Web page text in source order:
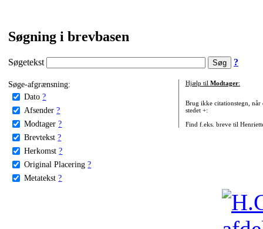
Søgning i brevbasen
Søgetekst ?
Søge-afgrænsning:
Dato ?
Afsender ?
Modtager ?
Brevtekst ?
Herkomst ?
Original Placering ?
Metatekst ?
Hjælp til Modtager:
Brug ikke citationstegn, når
stedet +:
Find f.eks. breve til